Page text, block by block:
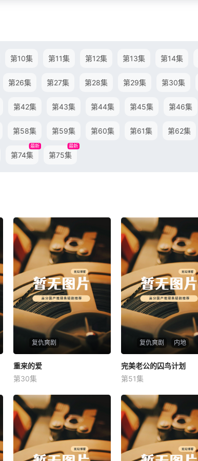
第10集 第11集 第12集 第13集 第14集
第26集 第27集 第28集 第29集 第30集
第42集 第43集 第44集 第45集 第46集
第58集 第59集 第60集 第61集 第62集
第74集
最新
第75集
最新
复仇爽剧
重来的爱
未知
重来的爱
第30集
复仇爽剧 内地
完美老公的囚鸟计划
未知
完美老公的囚鸟计划
第51集